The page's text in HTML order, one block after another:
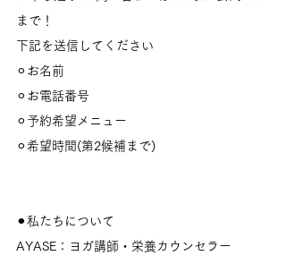
まで！
下記を送信してください
⚪︎お名前
⚪︎お電話番号
⚪︎予約希望メニュー
⚪︎希望時間(第2候補まで)
⚫︎私たちについて
AYASE：ヨガ講師・栄養カウンセラー